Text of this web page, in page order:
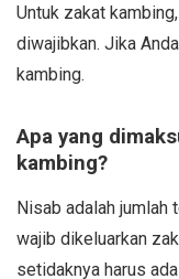
Untuk zakat
diwajibkan. Jika
kambing.
Apa yang
kambing?
Nisab adalah jumlah
wajib dikeluarkan
setidaknya harus